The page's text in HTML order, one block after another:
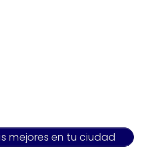
mejores en tu ciudad